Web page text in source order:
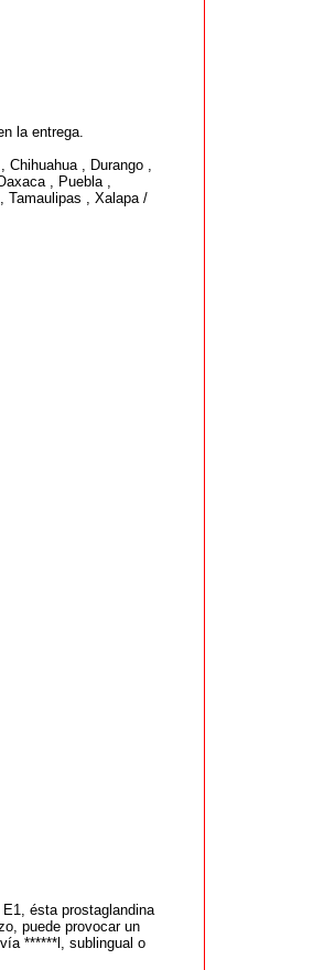
la entrega.
, Durango ,
, Puebla ,
Tamaulipas , Xalapa /
ésta prostaglandina
puede provocar un
******l, sublingual o